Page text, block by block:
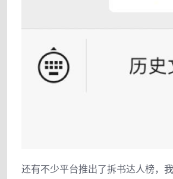
还有不少平台推出了拆书达人榜，